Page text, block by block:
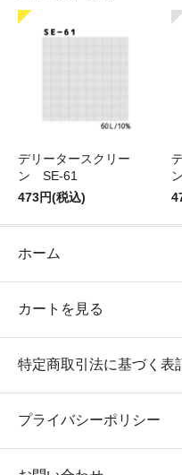
デリータースクリー
ン SE-61
473円(税込)
ホーム
カートを見る
特定商取引法に基づく表
プライバシーポリシー